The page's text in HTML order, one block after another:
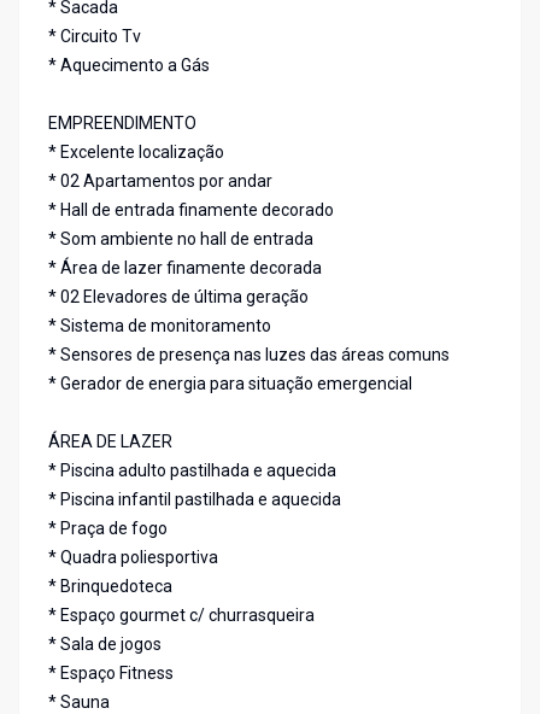
* Sacada
* Circuito Tv
* Aquecimento a Gás
EMPREENDIMENTO
* Excelente localização
* 02 Apartamentos por andar
* Hall de entrada finamente decorado
* Som ambiente no hall de entrada
* Área de lazer finamente decorada
* 02 Elevadores de última geração
* Sistema de monitoramento
* Sensores de presença nas luzes das áreas comuns
* Gerador de energia para situação emergencial
ÁREA DE LAZER
* Piscina adulto pastilhada e aquecida
* Piscina infantil pastilhada e aquecida
* Praça de fogo
* Quadra poliesportiva
* Brinquedoteca
* Espaço gourmet c/ churrasqueira
* Sala de jogos
* Espaço Fitness
* Sauna